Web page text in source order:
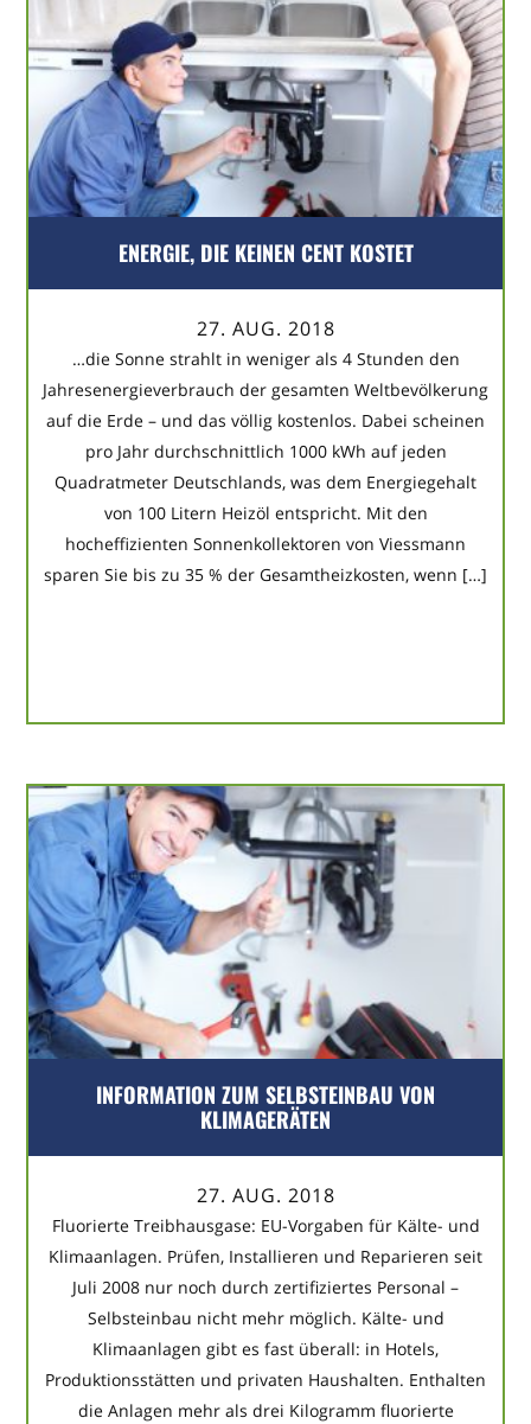
ENERGIE, DIE KEINEN CENT KOSTET
27. AUG. 2018
…die Sonne strahlt in weniger als 4 Stunden den
Jahresenergieverbrauch der gesamten Weltbevölkerung
auf die Erde – und das völlig kostenlos. Dabei scheinen
pro Jahr durchschnittlich 1000 kWh auf jeden
Quadratmeter Deutschlands, was dem Energiegehalt
von 100 Litern Heizöl entspricht. Mit den
hocheffizienten Sonnenkollektoren von Viessmann
sparen Sie bis zu 35 % der Gesamtheizkosten, wenn […]
INFORMATION ZUM SELBSTEINBAU VON
KLIMAGERÄTEN
27. AUG. 2018
Fluorierte Treibhausgase: EU-Vorgaben für Kälte- und
Klimaanlagen. Prüfen, Installieren und Reparieren seit
Juli 2008 nur noch durch zertifiziertes Personal –
Selbsteinbau nicht mehr möglich. Kälte- und
Klimaanlagen gibt es fast überall: in Hotels,
Produktionsstätten und privaten Haushalten. Enthalten
die Anlagen mehr als drei Kilogramm fluorierte